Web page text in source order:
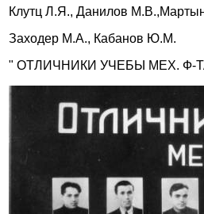
Клутц Л.Я., Данилов
Заходер М.А., Кабанов Ю.М.
" ОТЛИЧНИКИ УЧЕБЫ МЕХ. Ф-ТА